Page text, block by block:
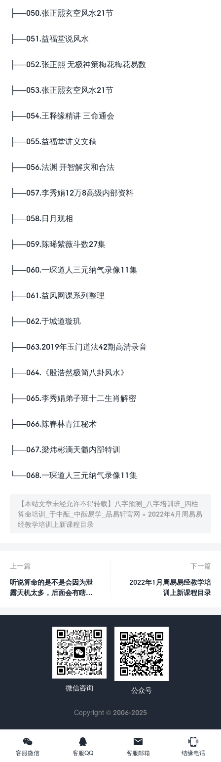
├──050.张正熙玄空风水21节
├──051.益福堂说风水
├──052.张正熙 无极神策梅花梅花易数
├──053.张正熙玄空风水21节
├──054.王释缘精讲 三命通会
├──055.益福堂讲义文稿
├──056.法渊 开智解灾和合法
├──057.李秀娟12万8高级内部资料
├──058.日月观相
├──059.陈晞紫薇斗数27集
├──060.一琛道人三元纳气录像11集
├──061.益风网课系列整理
├──062.于城道璇玑
├──063.2019年玉门道法42期高清录音
├──064.《殷浩然极简八卦风水》
├──065.李秀娟弟子班十二生肖解密
├──066.陈春林青江秘术
├──067.梁炜彬滴天髓内部特训
└──068.一琛道人三元纳气录像11集
【本站文章未经允许不得转载】
八字预测_八字培训班_四柱
算命培训_于中酝_中酝易学_品易轩官网 » 2022年4月周易易
经教学培训上新课程目录
上一篇
听说算命的是不是会因为泄
露天机太多，后面会有瞎眼
下一篇
2022年1月周易易经教学培
训上新课程目录

客服微信

客服QQ

客服邮箱

结缘电话
微信咨询 公众号
Copyright © 2006-2025